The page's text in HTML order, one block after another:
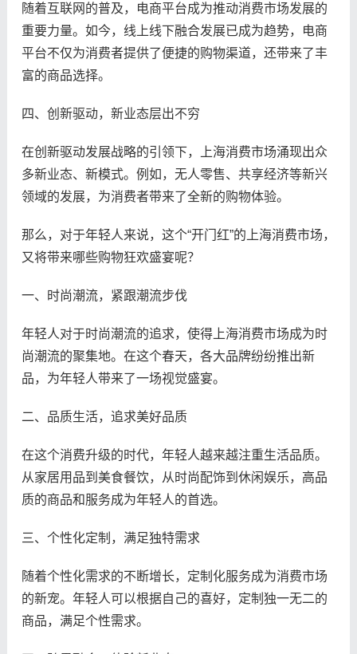
随着互联网的普及，电商平台成为推动消费市场发展的
重要力量。如今，线上线下融合发展已成为趋势，电商
平台不仅为消费者提供了便捷的购物渠道，还带来了丰
富的商品选择。
四、创新驱动，新业态层出不穷
在创新驱动发展战略的引领下，上海消费市场涌现出众
多新业态、新模式。例如，无人零售、共享经济等新兴
领域的发展，为消费者带来了全新的购物体验。
那么，对于年轻人来说，这个“开门红”的上海消费市场，
又将带来哪些购物狂欢盛宴呢？
一、时尚潮流，紧跟潮流步伐
年轻人对于时尚潮流的追求，使得上海消费市场成为时
尚潮流的聚集地。在这个春天，各大品牌纷纷推出新
品，为年轻人带来了一场视觉盛宴。
二、品质生活，追求美好品质
在这个消费升级的时代，年轻人越来越注重生活品质。
从家居用品到美食餐饮，从时尚配饰到休闲娱乐，高品
质的商品和服务成为年轻人的首选。
三、个性化定制，满足独特需求
随着个性化需求的不断增长，定制化服务成为消费市场
的新宠。年轻人可以根据自己的喜好，定制独一无二的
商品，满足个性需求。